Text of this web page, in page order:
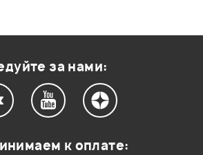
за нами:
к оплате: